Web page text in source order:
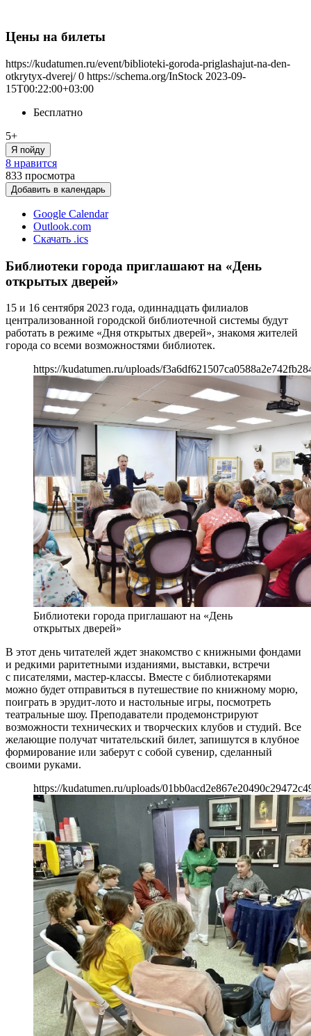
Цены на билеты
https://kudatumen.ru/event/biblioteki-goroda-priglashajut-na-den-
otkrytyx-dverej/ 0 https://schema.org/InStock 2023-09-
15T00:22:00+03:00
Бесплатно
5+
Я пойду
8 нравится
833 просмотра
Добавить в календарь
Google Calendar
Outlook.com
Скачать .ics
Библиотеки города приглашают на «День
открытых дверей»
15 и 16 сентября 2023 года, одиннадцать филиалов
централизованной городской библиотечной системы будут
работать в режиме «Дня открытых дверей», знакомя жителей
города со всеми возможностями библиотек.
https://kudatumen.ru/uploads/
Библиотеки города приглашают на «День
открытых дверей»
В этот день читателей ждет знакомство с книжными фондами
и редкими раритетными изданиями, выставки, встречи
с писателями, мастер-классы. Вместе с библиотекарями
можно будет отправиться в путешествие по книжному морю,
поиграть в эрудит-лото и настольные игры, посмотреть
театральные шоу. Преподаватели продемонстрируют
возможности технических и творческих клубов и студий. Все
желающие получат читательский билет, запишутся в клубное
формирование или заберут с собой сувенир, сделанный
своими руками.
https://kudatumen.ru/uploads/